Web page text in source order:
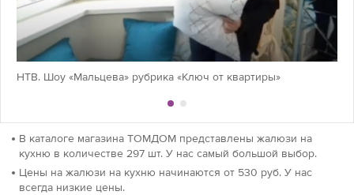
НТВ. Шоу «Мальцева» рубрика «Ключ от квартиры»
В каталоге магазина ТОМДОМ представлены жалюзи на
кухню в количестве 297 шт. У нас самый большой выбор.
Цены на жалюзи на кухню начинаются от 530 руб. У нас
всегда низкие цены.